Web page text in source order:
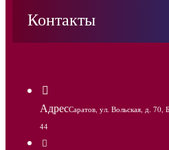
Контакты
АдресСаратов, ул. Вольская, д.
44